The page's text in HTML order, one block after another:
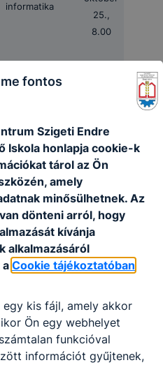
informatika
25.,
8.00
más
nyelvek
olasz nyelv
2022.
26.,
8.00
biológia
2022.
október
14.00
spanyol nyelv
2022.
október
fontos
Szigeti Endre
Iskola honlapja cookie-k
tárol az Ön
amely
minősülhetnek. Az
dönteni arról, hogy
kívánja
alkalmazásáról
Cookie tájékoztatóban
kis fájl, amely akkor
Ön egy webhelyet
funkcióval
információt gyűjtenek,